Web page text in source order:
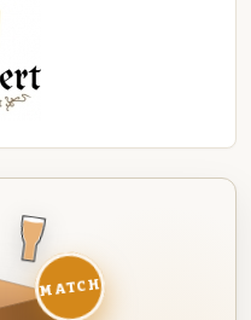
MATCH